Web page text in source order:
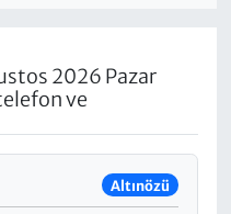
2026 Pazar
ve
Altınözü